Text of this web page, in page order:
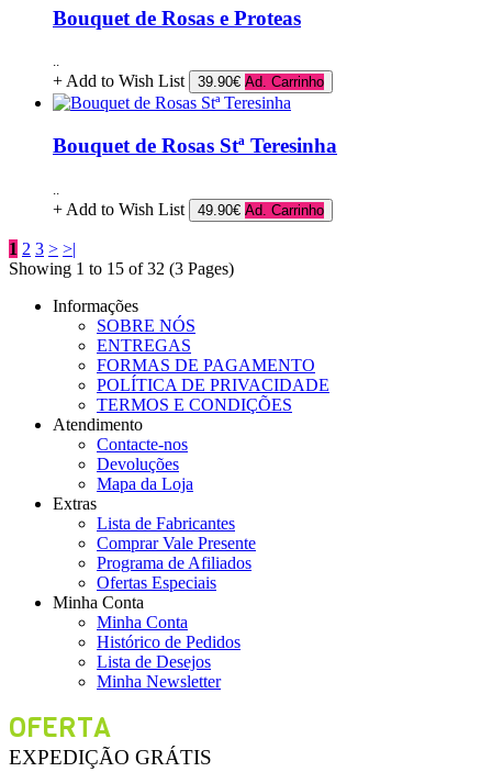
Bouquet de Rosas e Proteas
..
+ Add to Wish List 39.90€ Ad. Carrinho
Bouquet de Rosas Stª Teresinha
+ Add to Wish List 49.90€ Ad. Carrinho
1 2 3 > >|
Showing 1 to 15 of 32 (3 Pages)
Informações
SOBRE NÓS
ENTREGAS
FORMAS DE PAGAMENTO
POLÍTICA DE PRIVACIDADE
TERMOS E CONDIÇÕES
Atendimento
Contacte-nos
Devoluções
Mapa da Loja
Extras
Lista de Fabricantes
Comprar Vale Presente
Programa de Afiliados
Ofertas Especiais
Minha Conta
Minha Conta
Histórico de Pedidos
Lista de Desejos
Minha Newsletter
OFERTA
EXPEDIÇÃO GRÁTIS